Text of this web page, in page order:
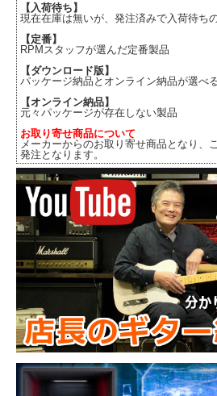
【入荷待ち】
現在在庫は無いが、発注済みで入荷待ち
【定番】
RPMスタッフが選んだ定番製品
【ダウンロード版】
パッケージ納品とオンライン納品が選べ
【オンライン納品】
元々パッケージが存在しない製品
お取り寄せ商品について
メーカーからのお取り寄せ商品となり、
発注となります。